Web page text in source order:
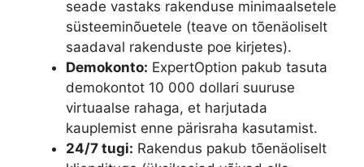
seade vastaks rakenduse minimaalsetele
süsteeminõuetele (teave on tõenäoliselt
saadaval rakenduste poe kirjetes).
Demokonto: ExpertOption pakub tasuta
demokontot 10 000 dollari suuruse
virtuaalse rahaga, et harjutada
kauplemist enne pärisraha kasutamist.
24/7 tugi: Rakendus pakub tõenäoliselt